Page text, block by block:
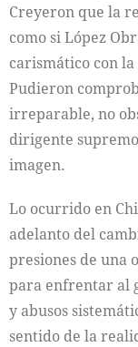
Creyeron que la
como si López
carismático con
Pudieron
irreparable, no
dirigente
imagen.
Lo ocurrido en
adelanto del
presiones de una
para enfrentar al
y abusos
sentido de la